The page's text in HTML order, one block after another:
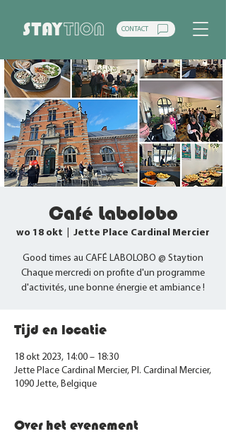
CONTACT
Café Labolobo
wo 18 okt Jette Place Cardinal Mercier
Good times au CAFÉ LABOLOBO @ Staytion
Chaque mercredi on profite d'un programme
d'activités, une bonne énergie et ambiance !
Tijd en locatie
18 okt 2023, 14:00 – 18:30
Jette Place Cardinal Mercier, Pl. Cardinal Mercier,
1090 Jette, Belgique
Over het evenement